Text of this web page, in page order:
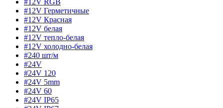
#12V RGB
#12V Герметичные
#12V Красная
#12V белая
#12V тепло-белая
#12V холодно-белая
#240 шт/м
#24V
#24V 120
#24V 5mm
#24V 60
#24V IP65